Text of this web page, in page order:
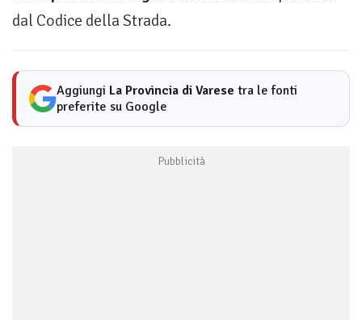
dal Codice della Strada.
Aggiungi La Provincia di Varese tra le fonti
preferite su Google